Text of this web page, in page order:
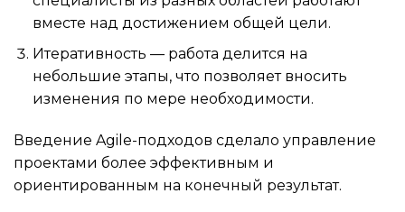
вместе над достижением общей цели.
Итеративность — работа делится на
небольшие этапы, что позволяет вносить
изменения по мере необходимости.
Введение Agile-подходов сделало управление
проектами более эффективным и
ориентированным на конечный результат.